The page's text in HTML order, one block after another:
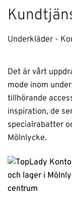
Underkläder -
Det är vårt
mode inom
tillhörande
inspiration, de
specialrabatter
Mölnlycke.